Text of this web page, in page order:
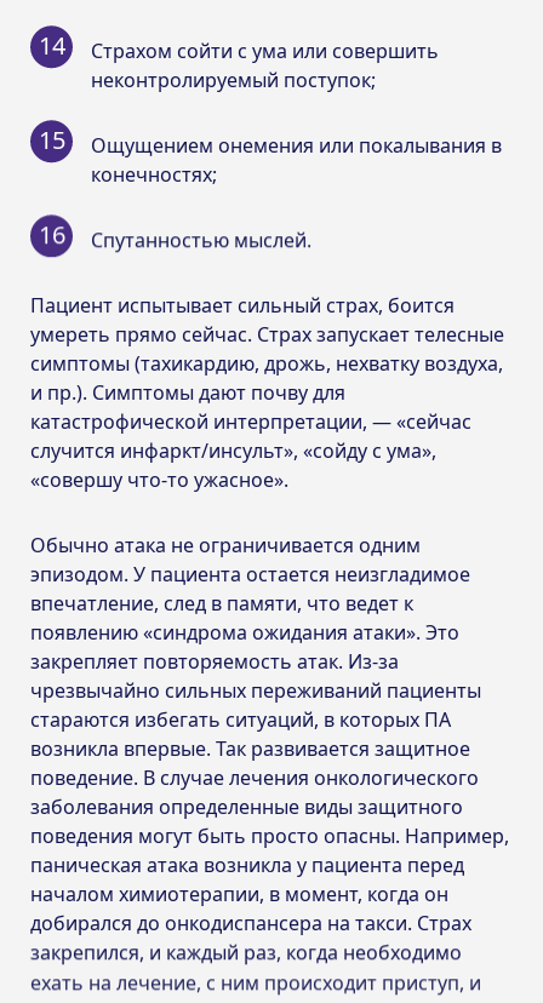
Страхом сойти с ума или совершить
неконтролируемый поступок;
Ощущением онемения или покалывания в
конечностях;
Спутанностью мыслей.
Пациент испытывает сильный страх, боится
умереть прямо сейчас. Страх запускает телесные
симптомы (тахикардию, дрожь, нехватку воздуха,
и пр.). Симптомы дают почву для
катастрофической интерпретации, — «сейчас
случится инфаркт/инсульт», «сойду с ума»,
«совершу что-то ужасное».
Обычно атака не ограничивается одним
эпизодом. У пациента остается неизгладимое
впечатление, след в памяти, что ведет к
появлению «синдрома ожидания атаки». Это
закрепляет повторяемость атак. Из-за
чрезвычайно сильных переживаний пациенты
стараются избегать ситуаций, в которых ПА
возникла впервые. Так развивается защитное
поведение. В случае лечения онкологического
заболевания определенные виды защитного
поведения могут быть просто опасны. Например,
паническая атака возникла у пациента перед
началом химиотерапии, в момент, когда он
добирался до онкодиспансера на такси. Страх
закрепился, и каждый раз, когда необходимо
ехать на лечение, с ним происходит приступ, и